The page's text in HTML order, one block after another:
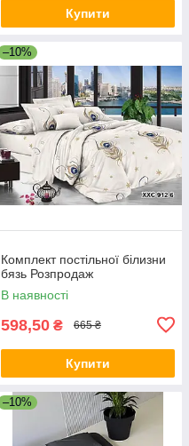
Купити
–10%
Комплект постільної білизни
бязь Розпродаж
В наявності
598,50 ₴ 665 ₴
Купити
–10%